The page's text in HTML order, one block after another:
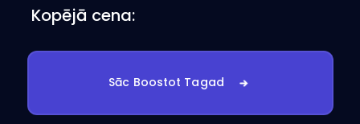
Kopējā cena:
Sāc Boostot Tagad